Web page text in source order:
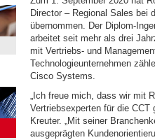
Director – Regional Sales bei
übernommen. Der Diplom-
arbeitet seit mehr als drei
mit Vertriebs- und
Technologieunternehmen
Cisco Systems.
„Ich freue mich, dass wir mit
Vertriebsexperten für die CCT
Kreuter. „Mit seiner
ausgeprägten